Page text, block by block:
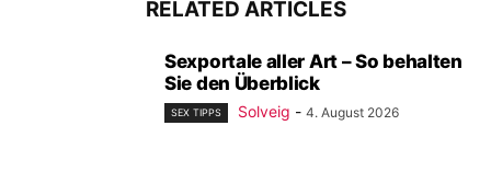
RELATED ARTICLES
Sexportale aller Art – So behalten
Sie den Überblick
SEX TIPPS Solveig - 4. August 2026